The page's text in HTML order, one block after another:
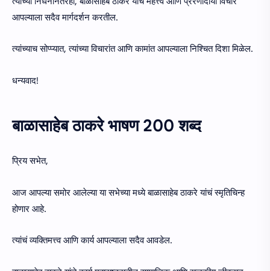
आपल्याला सदैव मार्गदर्शन करतील.
त्यांच्याच सोप्प्यात, त्यांच्या विचारांत आणि कामांत आपल्याला निश्चित दिशा मिळेल.
धन्यवाद!
बाळासाहेब ठाकरे भाषण 200 शब्द
प्रिय सभेत,
आज आपल्या समोर आलेल्या या सभेच्या मध्ये बाळासाहेब ठाकरे यांचं स्मृतिचिन्ह
होणार आहे.
त्यांचं व्यक्तिमत्त्व आणि कार्य आपल्याला सदैव आवडेल.